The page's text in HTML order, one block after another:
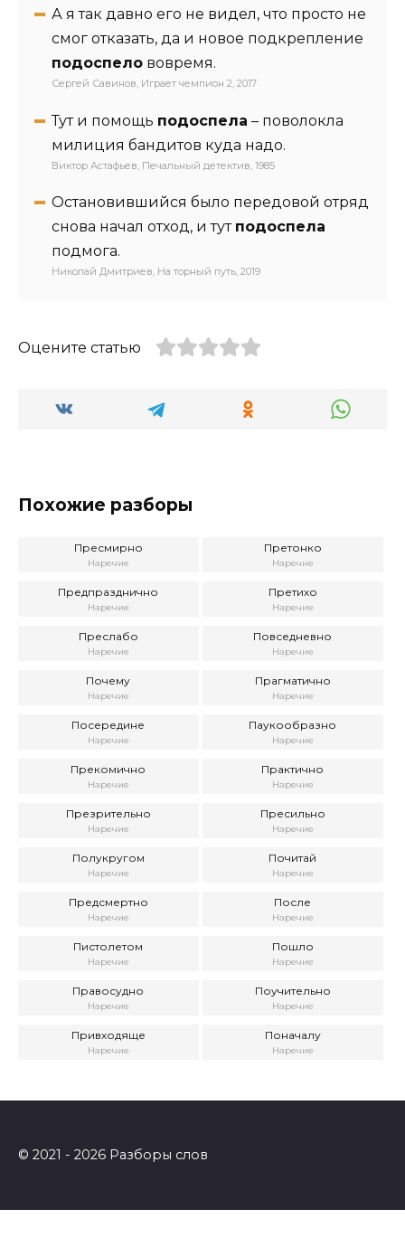
А я так давно его не видел, что просто не
смог отказать, да и новое подкрепление
подоспело вовремя.
Сергей Савинов, Играет чемпион 2, 2017
Тут и помощь подоспела – поволокла
милиция бандитов куда надо.
Виктор Астафьев, Печальный детектив, 1985
Остановившийся было передовой отряд
снова начал отход, и тут подоспела
подмога.
Николай Дмитриев, На торный путь, 2019
Оцените статью
Похожие разборы
Пресмирно
Наречие
Претонко
Наречие
Предпразднично
Наречие
Претихо
Наречие
Преслабо
Наречие
Повседневно
Наречие
Почему
Наречие
Прагматично
Наречие
Посередине
Наречие
Паукообразно
Наречие
Прекомично
Наречие
Практично
Наречие
Презрительно
Наречие
Пресильно
Наречие
Полукругом
Наречие
Почитай
Наречие
Предсмертно
Наречие
После
Наречие
Пистолетом
Наречие
Пошло
Наречие
Правосудно
Наречие
Поучительно
Наречие
Привходяще
Наречие
Поначалу
Наречие
© 2021 - 2026 Разборы слов